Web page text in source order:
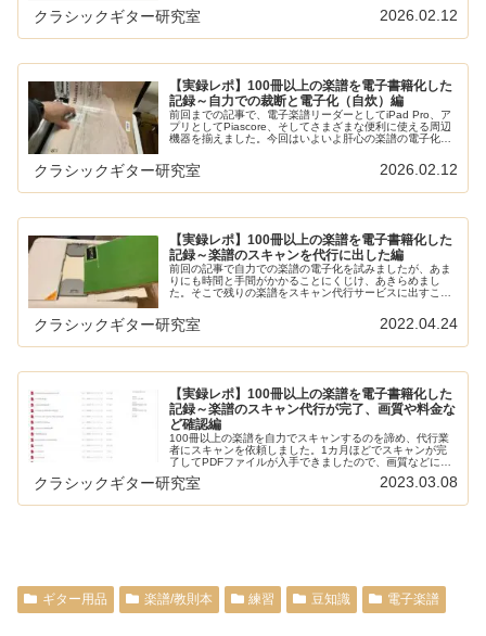
に関する記...
クラシックギター研究室 2026.02.12
【実録レポ】100冊以上の楽譜を電子書籍化した
記録～自力での裁断と電子化（自炊）編
前回までの記事で、電子楽譜リーダーとしてiPad Pro、ア
プリとしてPiascore、そしてさまざまな便利に使える周辺
機器を揃えました。今回はいよいよ肝心の楽譜の電子化に
譜に関する記事は...
クラシックギター研究室 2026.02.12
【実録レポ】100冊以上の楽譜を電子書籍化した
記録～楽譜のスキャンを代行に出した編
前回の記事で自力での楽譜の電子化を試みましたが、あま
りにも時間と手間がかかることにくじけ、あきらめまし
た。そこで残りの楽譜をスキャン代行サービスに出すこと
の電子楽譜に関する記事は以下でまと...
クラシックギター研究室 2022.04.24
【実録レポ】100冊以上の楽譜を電子書籍化した
記録～楽譜のスキャン代行が完了、画質や料金な
ど確認編
100冊以上の楽譜を自力でスキャンするのを諦め、代行業
者にスキャンを依頼しました。1カ月ほどでスキャンが完
了してPDFファイルが入手できましたので、画質などにつ
いてレビューします。本サイトの電子楽譜に関する記事は
以下でまとめています：ちょう...
クラシックギター研究室 2023.03.08
ギター用品 楽譜/教則本 練習 豆知識 電子楽譜